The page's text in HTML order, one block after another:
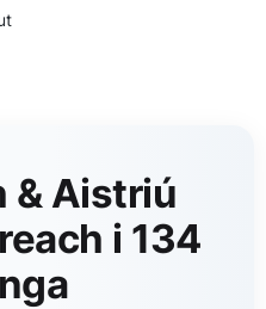
& Aistriú
i 134